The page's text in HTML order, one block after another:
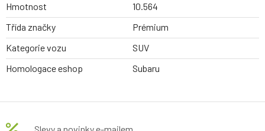
Hmotnost
10.564
Třída značky
Prémium
Kategorie vozu
SUV
Homologace eshop
Subaru